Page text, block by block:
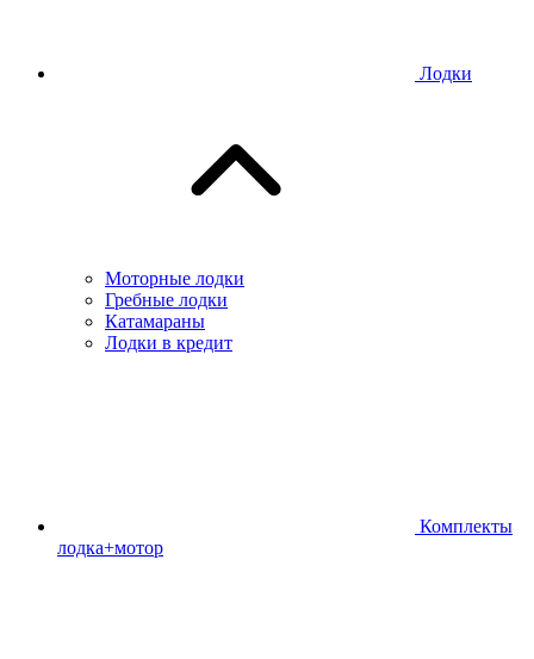
Лодки
Моторные лодки
Гребные лодки
Катамараны
Лодки в кредит
Комплекты
лодка+мотор